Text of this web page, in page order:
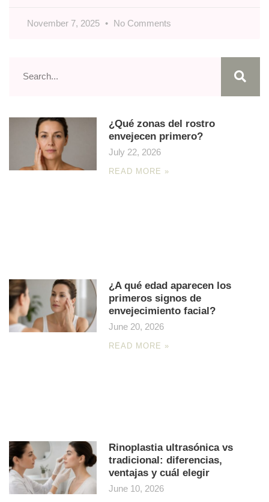
November 7, 2025 No Comments
¿Qué zonas del rostro
envejecen primero?
July 22, 2026
READ MORE »
¿A qué edad aparecen los
primeros signos de
envejecimiento facial?
June 20, 2026
READ MORE »
Rinoplastia ultrasónica vs
tradicional: diferencias,
ventajas y cuál elegir
June 10, 2026